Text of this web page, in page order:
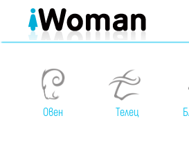
Овен Телец